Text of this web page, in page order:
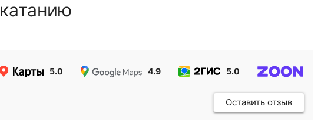
катанию
5.0 4.9 5.0
Оставить отзыв